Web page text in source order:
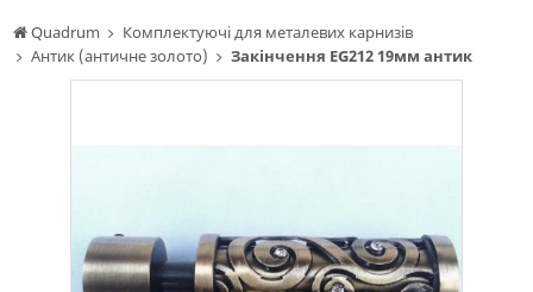
Quadrum
Комплектуючі для металевих карнизів
Антик (античне золото)
Закінчення EG212 19мм антик